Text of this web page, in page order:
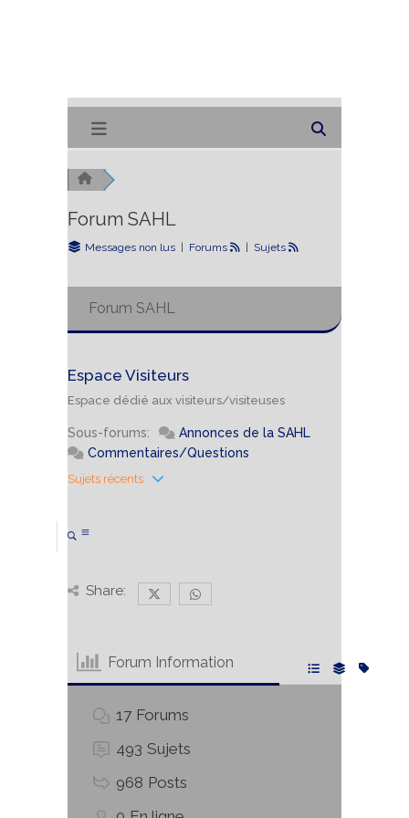
Forum SAHL
Messages non lus Forums Sujets
Forum SAHL
Espace Visiteurs
Espace dédié aux visiteurs/visiteuses
Sous-forums:
Annonces de la SAHL
Commentaires/Questions
Sujets récents
Share:
Forum Information
17 Forums
493 Sujets
968 Posts